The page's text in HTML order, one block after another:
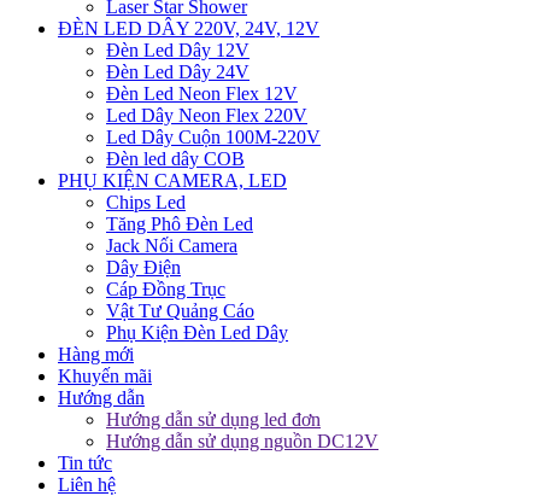
Laser Star Shower
ĐÈN LED DÂY 220V, 24V, 12V
Đèn Led Dây 12V
Đèn Led Dây 24V
Đèn Led Neon Flex 12V
Led Dây Neon Flex 220V
Led Dây Cuộn 100M-220V
Đèn led dây COB
PHỤ KIỆN CAMERA, LED
Chips Led
Tăng Phô Đèn Led
Jack Nối Camera
Dây Điện
Cáp Đồng Trục
Vật Tư Quảng Cáo
Phụ Kiện Đèn Led Dây
Hàng mới
Khuyến mãi
Hướng dẫn
Hướng dẫn sử dụng led đơn
Hướng dẫn sử dụng nguồn DC12V
Tin tức
Liên hệ